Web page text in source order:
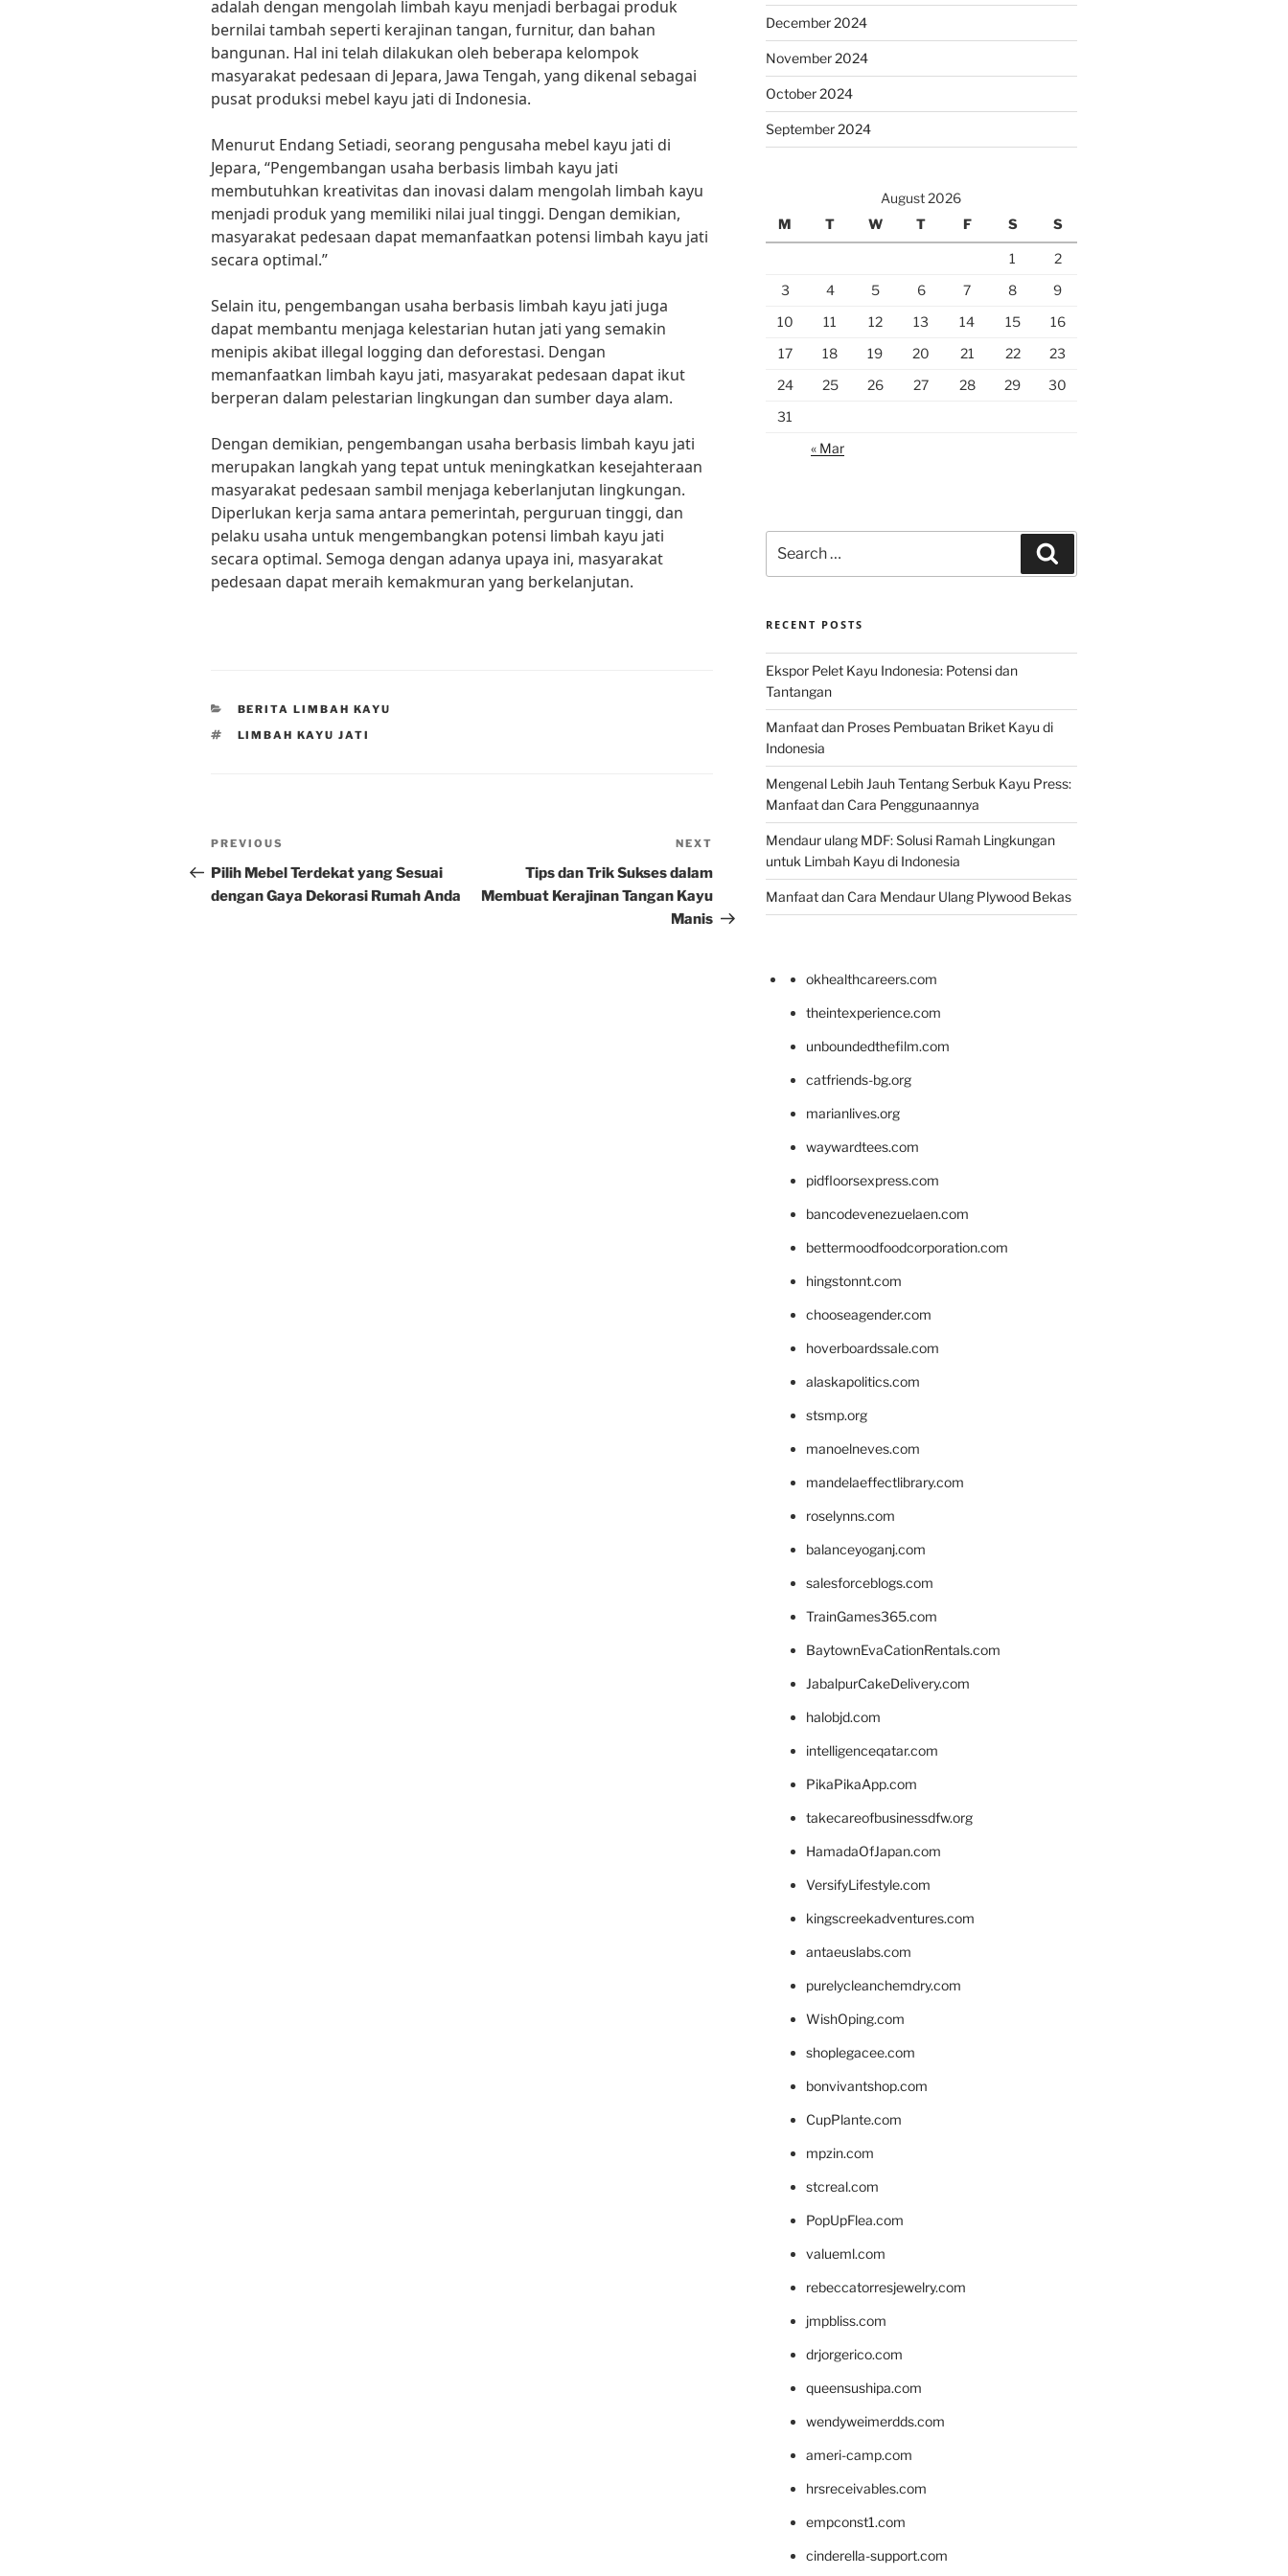
adalah dengan mengolah limbah kayu menjadi berbagai produk
bernilai tambah seperti kerajinan tangan, furnitur, dan bahan
bangunan. Hal ini telah dilakukan oleh beberapa kelompok
masyarakat pedesaan di Jepara, Jawa Tengah, yang dikenal sebagai
pusat produksi mebel kayu jati di Indonesia.
Menurut Endang Setiadi, seorang pengusaha mebel kayu jati di
Jepara, “Pengembangan usaha berbasis limbah kayu jati
membutuhkan kreativitas dan inovasi dalam mengolah limbah kayu
menjadi produk yang memiliki nilai jual tinggi. Dengan demikian,
masyarakat pedesaan dapat memanfaatkan potensi limbah kayu jati
secara optimal.”
Selain itu, pengembangan usaha berbasis limbah kayu jati juga
dapat membantu menjaga kelestarian hutan jati yang semakin
menipis akibat illegal logging dan deforestasi. Dengan
memanfaatkan limbah kayu jati, masyarakat pedesaan dapat ikut
berperan dalam pelestarian lingkungan dan sumber daya alam.
Dengan demikian, pengembangan usaha berbasis limbah kayu jati
merupakan langkah yang tepat untuk meningkatkan kesejahteraan
masyarakat pedesaan sambil menjaga keberlanjutan lingkungan.
Diperlukan kerja sama antara pemerintah, perguruan tinggi, dan
pelaku usaha untuk mengembangkan potensi limbah kayu jati
secara optimal. Semoga dengan adanya upaya ini, masyarakat
pedesaan dapat meraih kemakmuran yang berkelanjutan.
CATEGORIES
BERITA LIMBAH KAYU
TAGS
LIMBAH KAYU JATI
Post
navigation
Previous
Post
PREVIOUS
Pilih Mebel Terdekat yang Sesuai
dengan Gaya Dekorasi Rumah Anda
Post
NEXT
Tips dan Trik Sukses dalam
Membuat Kerajinan Tangan Kayu
Manis
December 2024
November 2024
October 2024
September 2024
August 2026
M
T W T F S S
1
2
3
4 5 6 7 8
9
10
11 12 13 14 15
16
17
18 19 20 21 22
23
24
25 26 27 28 29
30
31
« Mar
for:
RECENT POSTS
Ekspor Pelet Kayu Indonesia: Potensi dan
Tantangan
Manfaat dan Proses Pembuatan Briket Kayu di
Indonesia
Mengenal Lebih Jauh Tentang Serbuk Kayu Press:
Manfaat dan Cara Penggunaannya
Mendaur ulang MDF: Solusi Ramah Lingkungan
untuk Limbah Kayu di Indonesia
Manfaat dan Cara Mendaur Ulang Plywood Bekas
okhealthcareers.com
theintexperience.com
unboundedthefilm.com
catfriends-bg.org
marianlives.org
waywardtees.com
pidfloorsexpress.com
bancodevenezuelaen.com
bettermoodfoodcorporation.com
hingstonnt.com
chooseagender.com
hoverboardssale.com
alaskapolitics.com
stsmp.org
manoelneves.com
mandelaeffectlibrary.com
roselynns.com
balanceyoganj.com
salesforceblogs.com
TrainGames365.com
BaytownEvaCationRentals.com
JabalpurCakeDelivery.com
halobjd.com
intelligenceqatar.com
PikaPikaApp.com
takecareofbusinessdfw.org
HamadaOfJapan.com
VersifyLifestyle.com
kingscreekadventures.com
antaeuslabs.com
purelycleanchemdry.com
WishOping.com
shoplegacee.com
bonvivantshop.com
CupPlante.com
mpzin.com
stcreal.com
PopUpFlea.com
valueml.com
rebeccatorresjewelry.com
jmpbliss.com
drjorgerico.com
queensushipa.com
wendyweimerdds.com
ameri-camp.com
hrsreceivables.com
empconst1.com
cinderella-support.com